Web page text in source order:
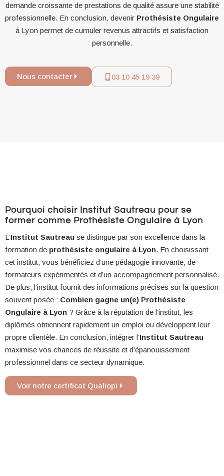
demande croissante de prestations de qualité assure une stabilité
professionnelle. En conclusion, devenir Prothésiste Ongulaire
à Lyon permet de cumuler revenus attractifs et satisfaction
personnelle.
Nous contacter 03 10 45 19 39
Pourquoi choisir Institut Sautreau pour se
former comme Prothésiste Ongulaire à Lyon
L’Institut Sautreau se distingue par son excellence dans la
formation de prothésiste ongulaire à Lyon. En choisissant
cet institut, vous bénéficiez d’une pédagogie innovante, de
formateurs expérimentés et d’un accompagnement personnalisé.
De plus, l’institut fournit des informations précises sur la question
souvent posée : Combien gagne un(e) Prothésiste
Ongulaire à Lyon ? Grâce à la réputation de l’institut, les
diplômés obtiennent rapidement un emploi ou développent leur
propre clientèle. En conclusion, intégrer l’Institut Sautreau
maximise vos chances de réussite et d’épanouissement
professionnel dans ce secteur dynamique.
Voir notre certificat Qualiopi